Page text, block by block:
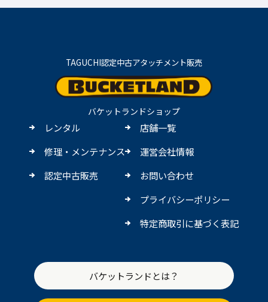
TAGUCHI認定中古アタッチメント販売
バケットランドショップ
レンタル
修理・メンテナンス
認定中古販売
店舗一覧
運営会社情報
お問い合わせ
プライバシーポリシー
特定商取引に基づく表記
バケットランドとは？